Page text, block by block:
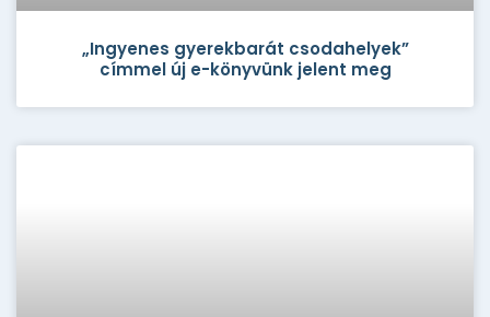
„Ingyenes gyerekbarát csodahelyek”
címmel új e-könyvünk jelent meg